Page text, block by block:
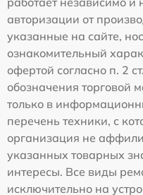
авторизации от
указанные на сайте,
ознакомительный
офертой согласно п. 2
обозначения торговой
только в
перечень техники, с
организация не
указанных товарных
интересы. Все виды
исключительно на